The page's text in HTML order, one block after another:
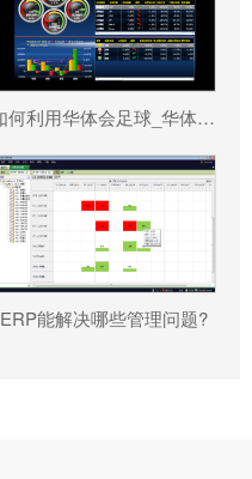
如何利用华体会足球_华体会（中国） 帮助企业更好地规避风险?
ERP能解决哪些管理问题?